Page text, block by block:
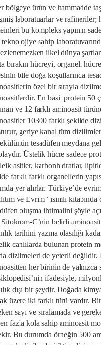
bölgeye ürün ve hammadde
laboratuarlar ve rafineriler;
bu kompleks yapının
sahip
ilkel dünya
bırakın hücreyi, organeli
bile doğa koşullarında
özel bir sırayla
En basit protein 50
ve 12 farklı aminoasit
10300 farklı şekilde
geriye kanal tüm
tesadüfen meydana
Üstelik hücre sadece
asitler, karbonhidratlar,
farklı farklı organellerin
yer alırlar. Türkiye’de
ve Evrim” isimli
oluşma ihtimalini şöyle
C’nin belirli
tarihini yazma olasılığı
canlılarda bulunan protein
dizilmeleri de yeterli değildir.
her birinin de
ifadesiyle,
dışı bir şeydir. Doğada
üzere iki farklı türü vardır.
sayı ve sıralamada ve
fazla kola sahip aminoasit
Bu durumda örneğin 500